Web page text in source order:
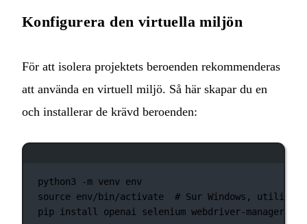
Konfigurera den virtuella miljön
För att isolera projektets beroenden rekommenderas
att använda en virtuell miljö. Så här skapar du en
och installerar de krävd beroenden:
python3 -m venv env
source env/bin/activate
# Sur Windows,
pip
install openai selenium webdriver-manager